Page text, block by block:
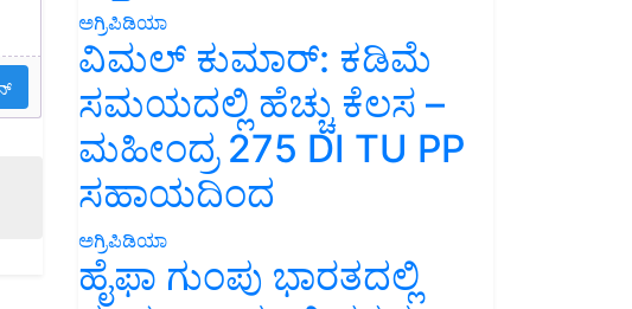
ಅಗ್ರಿಪಿಡಿಯಾ
ವಿಮಲ್ ಕುಮಾರ್: ಕಡಿಮೆ
ಸಮಯದಲ್ಲಿ ಹೆಚ್ಚು ಕೆಲಸ –
ಮಹೀಂದ್ರ 275 DI TU PP
ಸಹಾಯದಿಂದ
ಅಗ್ರಿಪಿಡಿಯಾ
ಹೈಫಾ ಗುಂಪು ಭಾರತದಲ್ಲಿ